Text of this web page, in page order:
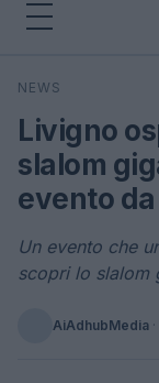
Cerca
NEWS
Livigno
slalom
evento
Un evento che
scopri lo slalom
AiAdhubMedia ·